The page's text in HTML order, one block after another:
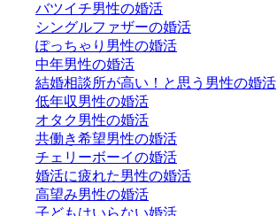
バツイチ男性の婚活
シングルファザーの婚活
ぽっちゃり男性の婚活
中年男性の婚活
結婚相談所が高い！と思う男性の婚活
低年収男性の婚活
オタク男性の婚活
共働き希望男性の婚活
チェリーボーイの婚活
婚活に疲れた男性の婚活
高望み男性の婚活